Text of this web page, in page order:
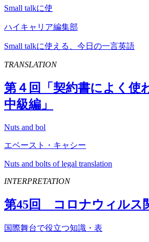
Small talkに使
ハイキャリア編集部
Small talkに使える、今日の一言英語
TRANSLATION
第４回「契約書によく使
中級編」
Nuts and bol
エベースト・キャシー
Nuts and bolts of legal translation
INTERPRETATION
第45回 コロナウィルス
国際舞台で役立つ知識・表